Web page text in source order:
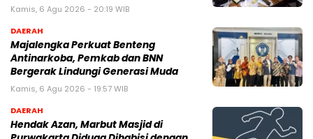
Kamis, 6 Agu 2026 - 20:19 WIB
DAERAH
Majalengka Perkuat Benteng
Antinarkoba, Pemkab dan BNN
Bergerak Lindungi Generasi Muda
Kamis, 6 Agu 2026 - 19:57 WIB
DAERAH
Hendak Azan, Marbut Masjid di